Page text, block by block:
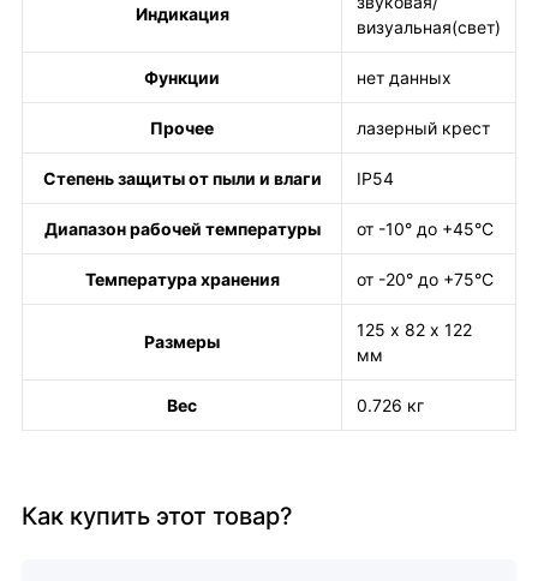
Индикация
визуальная(свет)
Функции нет данных
Прочее лазерный крест
Степень защиты от пыли и влаги IP54
Диапазон рабочей температуры от -10° до +45°С
Температура хранения от -20° до +75°С
Размеры
125 х 82 х 122
мм
Вес 0.726 кг
Как купить этот товар?